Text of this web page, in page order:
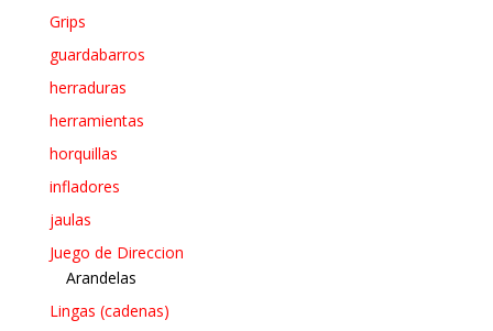
Grips
guardabarros
herraduras
herramientas
horquillas
infladores
jaulas
Juego de Direccion
Arandelas
Lingas (cadenas)